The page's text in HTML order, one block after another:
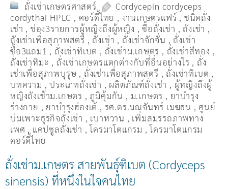
ถั่งเช่าเกษตรศาสตร์
Cordycepin cordyceps
cordythai HPLC , คอร์ดี้ไทย , งานเกษตรแฟร์ , ชนิดถั่ง
เช่า , ช่อง3รายการผู้หญิงถึงผู้หญิง ,ซื้อถั่งเช่า , ถังเช่า ,
ถังเช่าเพื่อสุภาพสตรี , ถั่งเช่า , ถั่งเช่าจักจั่น , ถั่งเช่า
ซื้อ3แถม1 , ถั่งเช่าทิเบต , ถั่งเช่าม.เกษตร , ถั่งเช่าสีทอง ,
ถั่งเช่าหิมะ , ถั่งเช่าเกษตรแตกต่างกับที่อื่นอย่างไร , ถั่ง
เช่าเพื่อสุภาพบุรุษ , ถั่งเช่าเพื่อสุภาพสตรี , ถั่่งเช่าทิเบต ,
บทความ ,ประเภทถั่งเช่า , ผลิตภัณฑ์ถั่งเช่า , ผู้หญิงถึงผู้
หญิงถังเช้าม.เกษตร ,ภูมิคุ้มกัน , ม.เกษตร , ยาบำรุง
ร่างกาย , ยาบำรุงฮ่องเต้ , รศ.ดร.มณจันทร์ เมฆธน , ศูนย์
บ่มเพาะธุรกิจถั่งเช่า , เบาหวาน , เพิ่มสมรรถภาพทาง
เพศ , แคปซูลถั่งเช่า ,โครมาโตแกรม ,โครมาโตแกรม
คอร์ดี้ไทย
ถั่งเช่าม.เกษตร สายพันธุ์ฑิเบต (Cordyceps
sinensis) ที่หนึ่งในใจคนไทย